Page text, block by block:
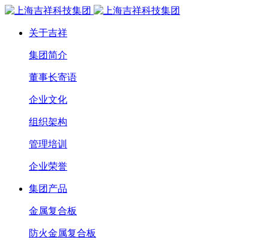
关于吉祥
集团简介
董事长寄语
企业文化
组织架构
管理培训
企业荣誉
集团产品
金属复合板
防火金属复合板